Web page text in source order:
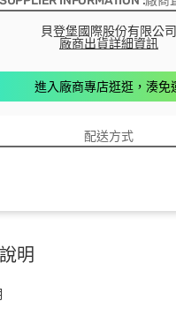
貝登堡國際股份有限公司
廠商出貨詳細資訊
進入廠商專店逛逛，湊免
配送方式
明